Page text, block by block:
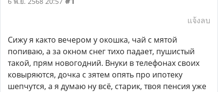
แจ้งลบ
Сижу я както вечером у окошка, чай с мятой
попиваю, а за окном снег тихо падает, пушистый
такой, прям новогодний. Внуки в телефонах своих
ковыряются, дочка с зятем опять про ипотеку
шепчутся, а я думаю ну всё, старик, твоя пенсия уже